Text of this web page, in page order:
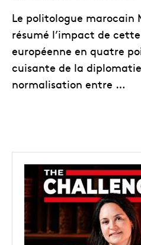
Le politologue marocain
résumé l’impact de
européenne en quatre
cuisante de la
normalisation entre …